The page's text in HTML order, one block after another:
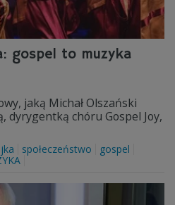
gospel to muzyka
jaką Michał Olszański
dyrygentką chóru Gospel Joy,
społeczeństwo
gospel